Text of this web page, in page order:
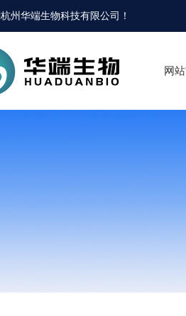
杭州华端生物科技有限公司 ！
网